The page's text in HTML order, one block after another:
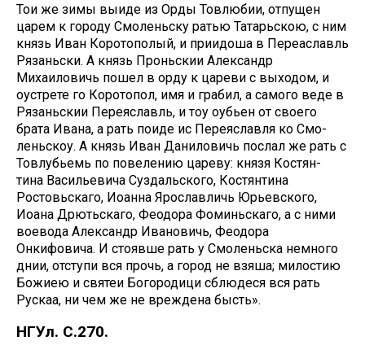
Тои же зимы выиде из Орды Товлюбии, отпущен
царем к городу Смоленьску ратью Татарьскою, с ним
князь Иван Коротополый, и приидоша в Переаславль
Рязаньски. А князь Проньскии Александр
Михаиловичь пошел в орду к цареви с выходом, и
оустрете го Коротопол, имя и грабил, а самого веде в
Рязаньскии Переяславль, и тоу оубьен от своего
брата Ивана, а рать поиде ис Переяславля ко Смо-
леньскоу. А князь Иван Даниловичь послал же рать с
Товлубьемь по повелению цареву: князя Костян-
тина Васильевича Суздальского, Костянтина
Ростовьскаго, Иоанна Ярославличь Юрьевского,
Иоана Дрютьскаго, Феодора Фоминьскаго, а с ними
воевода Александр Ивановичь, Феодора
Онкифовича. И стоявше рать у Смоленьска немного
днии, отступи вся прочь, а город не взяша; милостию
Божиею и святеи Богородици сблюдеся вся рать
Рускаа, ни чем же не вреждена бысть».
НГУл. С.270.